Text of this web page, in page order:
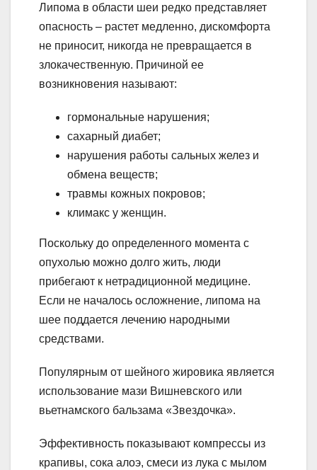
Липома в области шеи редко представляет
опасность – растет медленно, дискомфорта
не приносит, никогда не превращается в
злокачественную. Причиной ее
возникновения называют:
гормональные нарушения;
сахарный диабет;
нарушения работы сальных желез и
обмена веществ;
травмы кожных покровов;
климакс у женщин.
Поскольку до определенного момента с
опухолью можно долго жить, люди
прибегают к нетрадиционной медицине.
Если не началось осложнение, липома на
шее поддается лечению народными
средствами.
Популярным от шейного жировика является
использование мази Вишневского или
вьетнамского бальзама «Звездочка».
Эффективность показывают компрессы из
крапивы, сока алоэ, смеси из лука с мылом